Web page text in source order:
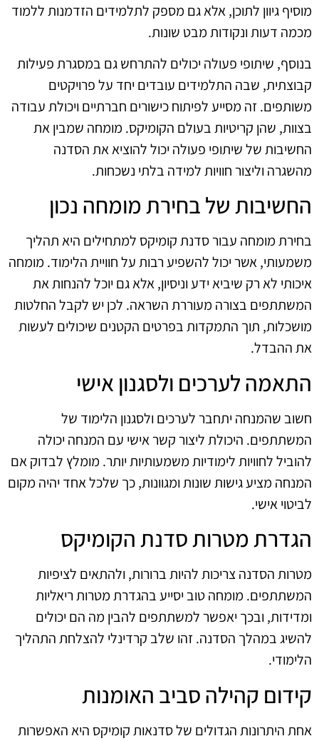
מוסיף גיוון לתוכן, אלא גם מספק לתלמידים הזדמנות ללמוד
מכמה דעות ונקודות מבט שונות.
בנוסף, שיתופי פעולה יכולים להתרחש גם במסגרת פעילות
קבוצתית, שבה התלמידים עובדים יחד על פרויקטים
משותפים. זה מסייע לפיתוח כישורים חברתיים ויכולת עבודה
בצוות, שהן קריטיות בעולם הקומיקס. מומחה שמבין את
החשיבות של שיתופי פעולה יכול להוציא את הסדנה
מהשגרה וליצור חוויות למידה בלתי נשכחות.
החשיבות של בחירת מומחה נכון
בחירת מומחה עבור סדנת קומיקס למתחילים היא תהליך
משמעותי, אשר יכול להשפיע רבות על חוויית הלימוד. מומחה
איכותי לא רק שיביא ידע וניסיון, אלא גם יוכל להנחות את
המשתתפים בצורה מעוררת השראה. לכן יש לקבל החלטות
מושכלות, תוך התמקדות בפרטים הקטנים שיכולים לעשות
את ההבדל.
התאמה לערכים ולסגנון אישי
חשוב שהמנחה יתחבר לערכים ולסגנון הלימוד של
המשתתפים. היכולת ליצור קשר אישי עם המנחה יכולה
להוביל לחוויות לימודיות משמעותיות יותר. מומלץ לבדוק אם
המנחה מציע גישות שונות ומגוונות, כך שלכל אחד יהיה מקום
לביטוי אישי.
הגדרת מטרות סדנת הקומיקס
מטרות הסדנה צריכות להיות ברורות, ולהתאים לציפיות
המשתתפים. מומחה טוב יסייע בהגדרת מטרות ריאליות
ומדידות, ובכך יאפשר למשתתפים להבין מה הם יכולים
להשיג במהלך הסדנה. זהו שלב קרדינלי להצלחת התהליך
הלימודי.
קידום קהילה סביב האומנות
אחת היתרונות הגדולים של סדנאות קומיקס היא האפשרות